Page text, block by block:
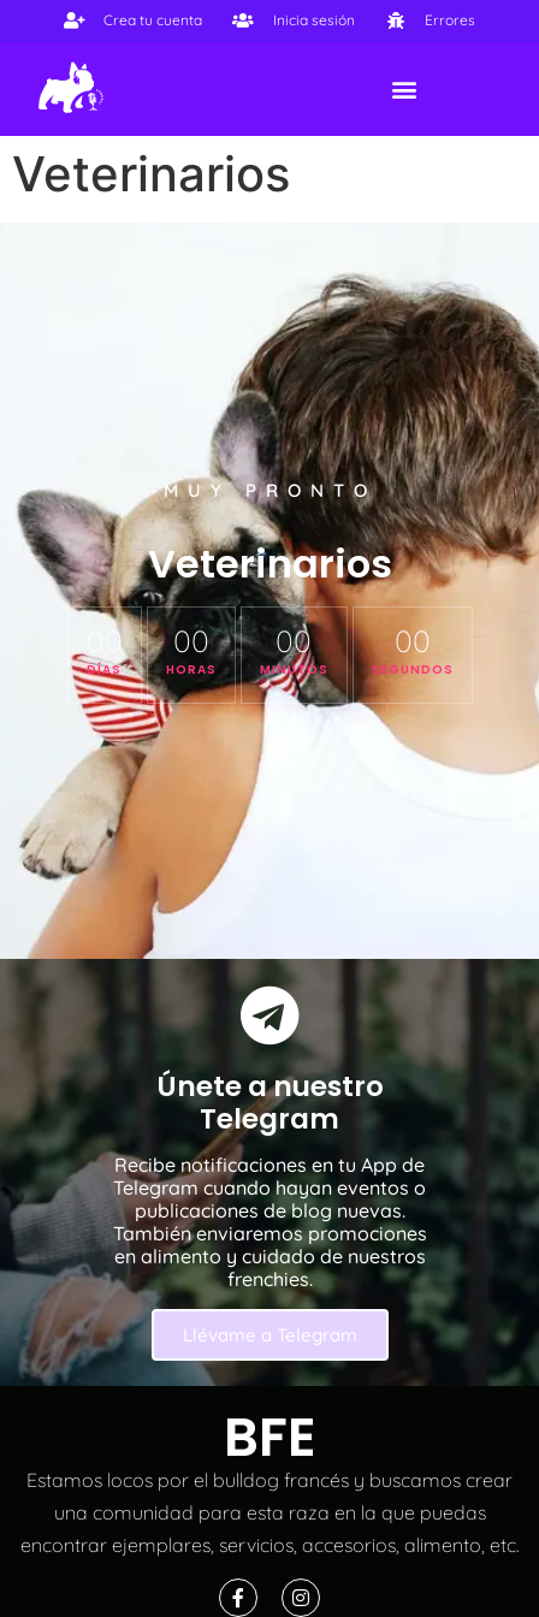
Crea tu cuenta Inicia sesión Errores
Veterinarios
MUY PRONTO
Veterinarios
00
DÍAS
00
HORAS
00
MINUTOS
00
SEGUNDOS
Únete a nuestro
Telegram
Recibe notificaciones en tu App de
Telegram cuando hayan eventos o
publicaciones de blog nuevas.
También enviaremos promociones
en alimento y cuidado de nuestros
frenchies.
Llévame a Telegram
BFE
Estamos locos por el bulldog francés y buscamos crear
una comunidad para esta raza en la que puedas
encontrar ejemplares, servicios, accesorios, alimento, etc.